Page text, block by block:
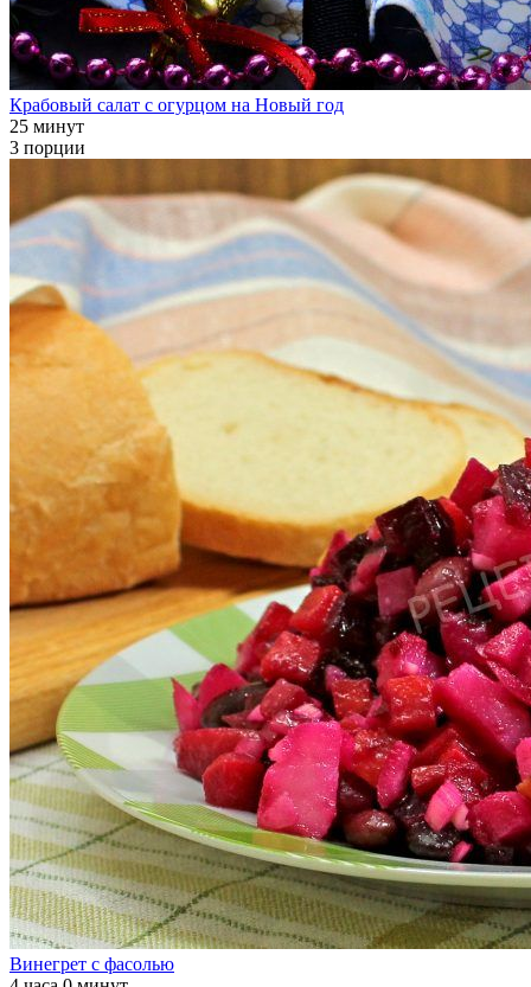
Крабовый салат с огурцом на Новый год
25 минут
3 порции
Винегрет с фасолью